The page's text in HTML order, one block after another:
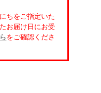
ちをご指定いた
お届け日にお受
をご確認くださ